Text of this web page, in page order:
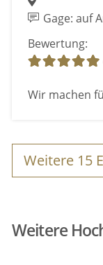
Gage: auf
Bewertung:
Wir machen
Weitere 15
Weitere